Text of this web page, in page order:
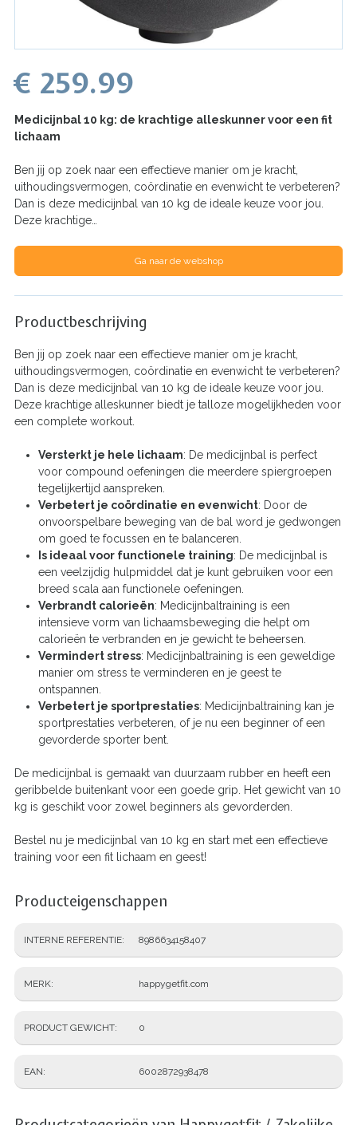
€ 259.99
Medicijnbal 10 kg: de krachtige alleskunner voor een fit
lichaam
Ben jij op zoek naar een effectieve manier om je kracht,
uithoudingsvermogen, coördinatie en evenwicht te verbeteren?
Dan is deze medicijnbal van 10 kg de ideale keuze voor jou.
Deze krachtige…
Ga naar de webshop
Productbeschrijving
Ben jij op zoek naar een effectieve manier om je kracht,
uithoudingsvermogen, coördinatie en evenwicht te verbeteren?
Dan is deze medicijnbal van 10 kg de ideale keuze voor jou.
Deze krachtige alleskunner biedt je talloze mogelijkheden voor
een complete workout.
Versterkt je hele lichaam: De medicijnbal is perfect
voor compound oefeningen die meerdere spiergroepen
tegelijkertijd aanspreken.
Verbetert je coördinatie en evenwicht: Door de
onvoorspelbare beweging van de bal word je gedwongen
om goed te focussen en te balanceren.
Is ideaal voor functionele training: De medicijnbal is
een veelzijdig hulpmiddel dat je kunt gebruiken voor een
breed scala aan functionele oefeningen.
Verbrandt calorieën: Medicijnbaltraining is een
intensieve vorm van lichaamsbeweging die helpt om
calorieën te verbranden en je gewicht te beheersen.
Vermindert stress: Medicijnbaltraining is een geweldige
manier om stress te verminderen en je geest te
ontspannen.
Verbetert je sportprestaties: Medicijnbaltraining kan je
sportprestaties verbeteren, of je nu een beginner of een
gevorderde sporter bent.
De medicijnbal is gemaakt van duurzaam rubber en heeft een
geribbelde buitenkant voor een goede grip. Het gewicht van 10
kg is geschikt voor zowel beginners als gevorderden.
Bestel nu je medicijnbal van 10 kg en start met een effectieve
training voor een fit lichaam en geest!
Producteigenschappen
INTERNE REFERENTIE 8986634158407
MERK happygetfit.com
PRODUCT GEWICHT 0
EAN 6002872938478